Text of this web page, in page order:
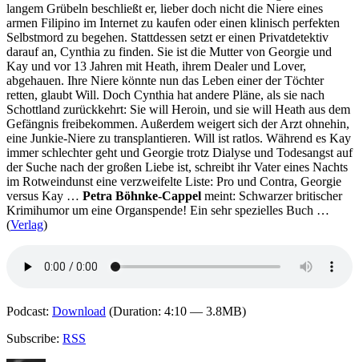
langem Grübeln beschließt er, lieber doch nicht die Niere eines
armen Filipino im Internet zu kaufen oder einen klinisch perfekten
Selbstmord zu begehen. Stattdessen setzt er einen Privatdetektiv
darauf an, Cynthia zu finden. Sie ist die Mutter von Georgie und
Kay und vor 13 Jahren mit Heath, ihrem Dealer und Lover,
abgehauen. Ihre Niere könnte nun das Leben einer der Töchter
retten, glaubt Will. Doch Cynthia hat andere Pläne, als sie nach
Schottland zurückkehrt: Sie will Heroin, und sie will Heath aus dem
Gefängnis freibekommen. Außerdem weigert sich der Arzt ohnehin,
eine Junkie-Niere zu transplantieren. Will ist ratlos. Während es Kay
immer schlechter geht und Georgie trotz Dialyse und Todesangst auf
der Suche nach der großen Liebe ist, schreibt ihr Vater eines Nachts
im Rotweindunst eine verzweifelte Liste: Pro und Contra, Georgie
versus Kay … Petra Böhnke-Cappel meint: Schwarzer britischer
Krimihumor um eine Organspende! Ein sehr spezielles Buch …
(Verlag)
Podcast: Download (Duration: 4:10 — 3.8MB)
Subscribe: RSS